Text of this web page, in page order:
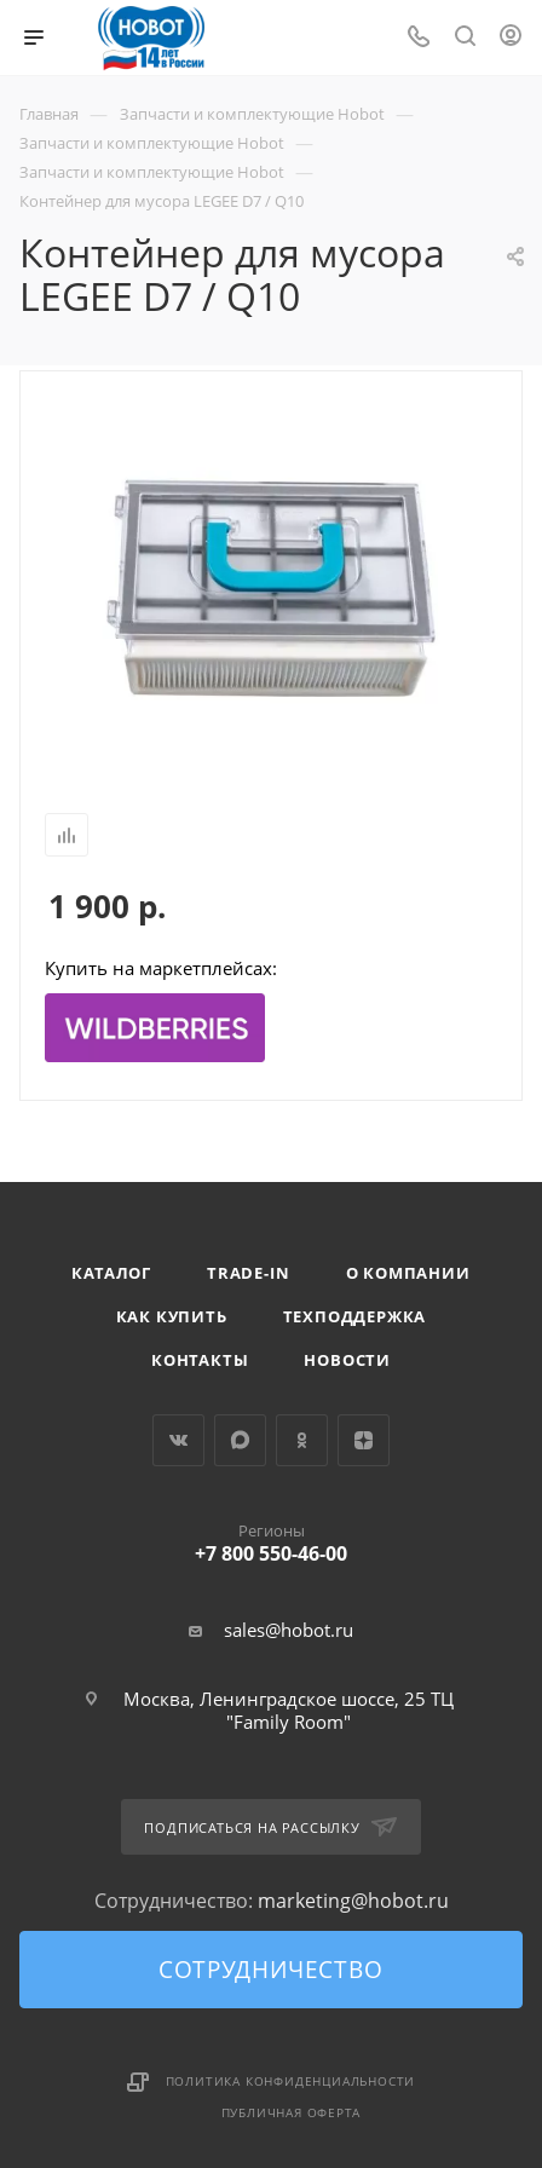
Главная — Запчасти и комплектующие Hobot —
Запчасти и комплектующие Hobot —
Запчасти и комплектующие Hobot —
Контейнер для мусора LEGEE D7 / Q10
Контейнер для мусора
LEGEE D7 / Q10
1 900 р.
Купить на маркетплейсах:
КАТАЛОГ TRADE-IN
О КОМПАНИИ
КАК КУПИТЬ
ТЕХПОДДЕРЖКА
КОНТАКТЫ
НОВОСТИ
Регионы
+7 800 550-46-00
sales@hobot.ru
Москва, Ленинградское шоссе, 25 ТЦ
"Family Room"
ПОДПИСАТЬСЯ НА РАССЫЛКУ
Сотрудничество: marketing@hobot.ru
СОТРУДНИЧЕСТВО
ПОЛИТИКА КОНФИДЕНЦИАЛЬНОСТИ
ПУБЛИЧНАЯ ОФЕРТА